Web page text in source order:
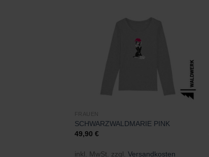
FRAUEN
SCHWARZWALDMARIE PINK
49,90 €
inkl. MwSt. zzgl. Versandkosten